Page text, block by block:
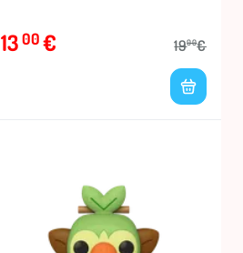
1300€ 1900€